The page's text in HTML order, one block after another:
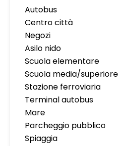
Autobus
Centro città
Negozi
Asilo nido
Scuola elementare
Scuola media/superiore
Stazione ferroviaria
Terminal autobus
Mare
Parcheggio pubblico
Spiaggia